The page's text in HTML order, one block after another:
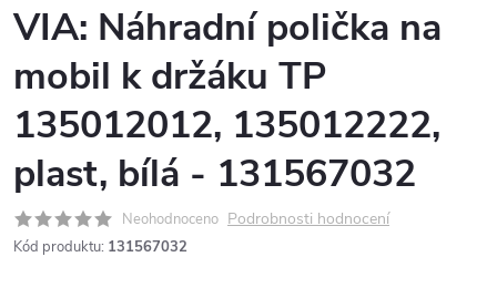
VIA: Náhradní polička na
mobil k držáku TP
135012012, 135012222,
plast, bílá - 131567032
Neohodnoceno Podrobnosti hodnocení
Kód produktu: 131567032